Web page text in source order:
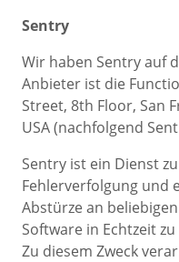
Sentry
Wir haben Sentry auf
Anbieter ist die
Street, 8th Floor, San
USA (nachfolgend
Sentry ist ein Dienst
Fehlerverfolgung und
Abstürze an
Software in Echtzeit
Zu diesem Zweck